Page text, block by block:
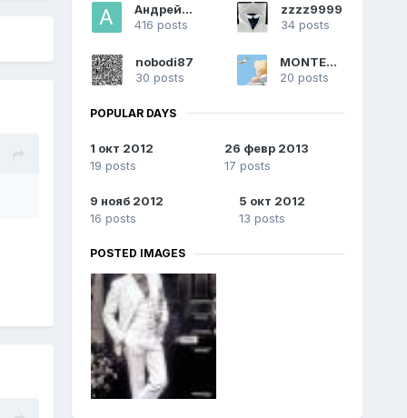
АндрейRG
416 posts
zzzz9999
34 posts
nobodi87
30 posts
MONTERO
20 posts
POPULAR DAYS
1 окт 2012
19 posts
26 февр 2013
17 posts
9 нояб 2012
16 posts
5 окт 2012
13 posts
POSTED IMAGES